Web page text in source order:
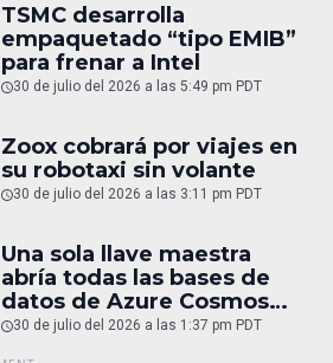
TSMC desarrolla
empaquetado “tipo EMIB”
para frenar a Intel
30 de julio del 2026 a las 5:49 pm PDT
Zoox cobrará por viajes en
su robotaxi sin volante
30 de julio del 2026 a las 3:11 pm PDT
Una sola llave maestra
abría todas las bases de
datos de Azure Cosmos
DB
30 de julio del 2026 a las 1:37 pm PDT